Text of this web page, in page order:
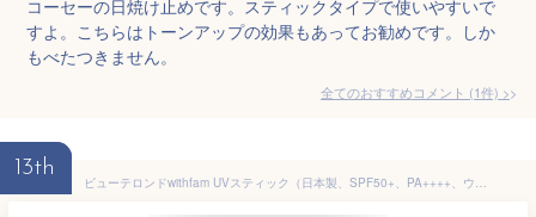
コーセーの日焼け止めです。スティックタイプで使いやすいで
すよ。こちらはトーンアップの効果もあってお勧めです。しか
もべたつきません。
全てのおすすめコメント (1件) >
13th
ビューテロンドwithfam UVスティック（日本製、SPF50+、PA++++、ウォータープルーフ、子供も使える）日焼け止めスティック 無香料 14g (無香)